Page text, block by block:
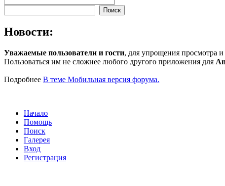
Новости:
Уважаемые пользователи и гости, для упрощения просмотра
Пользоваться им не сложнее любого другого приложения для
Подробнее В теме Мобильная версия форума.
Начало
Помощь
Поиск
Галерея
Вход
Регистрация